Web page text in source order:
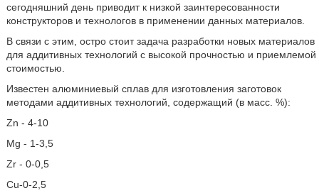
сегодняшний день приводит к низкой заинтересованности
конструкторов и технологов в применении данных материалов.
В связи с этим, остро стоит задача разработки новых материалов
для аддитивных технологий с высокой прочностью и приемлемой
стоимостью.
Известен алюминиевый сплав для изготовления заготовок
методами аддитивных технологий, содержащий (в масс. %):
Zn - 4-10
Mg - 1-3,5
Zr - 0-0,5
Сu-0-2,5